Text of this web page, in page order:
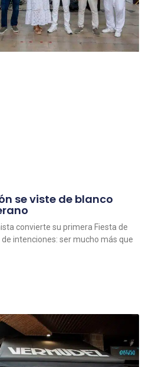
se viste de blanco
convierte su primera Fiesta de
intenciones: ser mucho más que